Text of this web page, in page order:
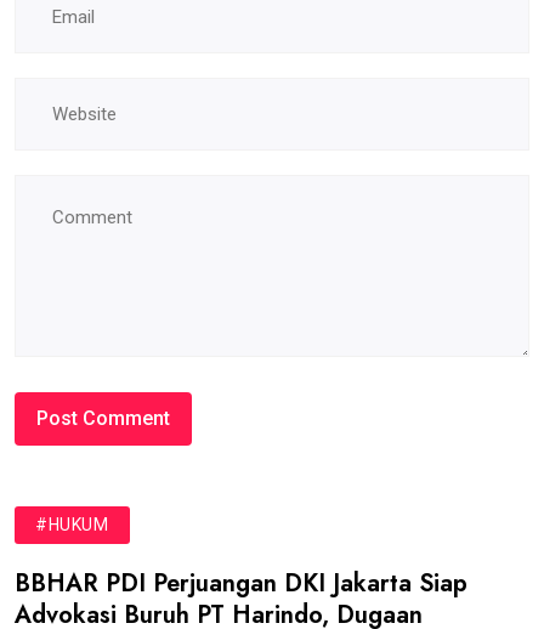
#HUKUM
BBHAR PDI Perjuangan DKI Jakarta Siap
Advokasi Buruh PT Harindo, Dugaan